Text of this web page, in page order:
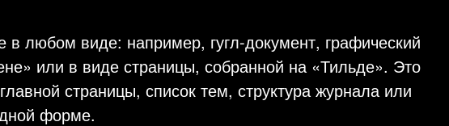
в любом виде: например, гугл-документ, графический
или в виде страницы, собранной на «Тильде». Это
страницы, список тем, структура журнала или
форме.